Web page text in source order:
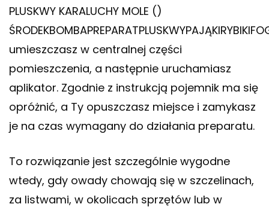
PLUSKWY KARALUCHY MOLE ()
umieszczasz w centralnej części
pomieszczenia, a następnie uruchamiasz
aplikator. Zgodnie z instrukcją pojemnik ma się
opróżnić, a Ty opuszczasz miejsce i zamykasz
je na czas wymagany do działania preparatu.
To rozwiązanie jest szczególnie wygodne
wtedy, gdy owady chowają się w szczelinach,
za listwami, w okolicach sprzętów lub w